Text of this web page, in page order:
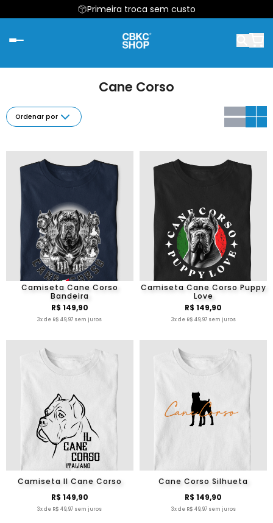
Primeira troca sem custo
Cane Corso
Ordenar por
Camiseta Cane Corso
Bandeira
R$ 149,90
3x de R$ 49,97 sem juros
Camiseta Cane Corso Puppy
Love
R$ 149,90
3x de R$ 49,97 sem juros
Camiseta Il Cane Corso
R$ 149,90
3x de R$ 49,97 sem juros
Cane Corso Silhueta
R$ 149,90
3x de R$ 49,97 sem juros